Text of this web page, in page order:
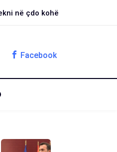
në çdo kohë
Facebook